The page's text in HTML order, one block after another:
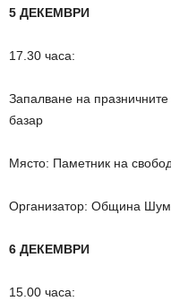
5 ДЕКЕМВРИ
17.30 часа:
Запалване на
базар
Място: Паметник на
Организатор: Община
6 ДЕКЕМВРИ
15.00 часа: